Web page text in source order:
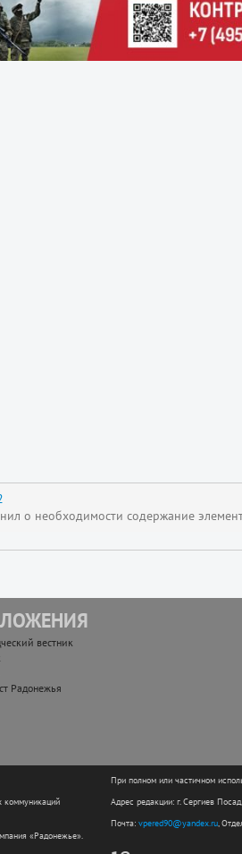
о необходимости содержание
вестник
Радонежья
коммуникаций
«Радонежье».
При полном или частичном
Адрес редакции: г. Сергиев
Почта: vpered90@yandex.ru,